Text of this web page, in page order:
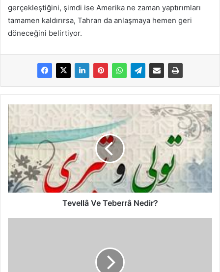
gerçekleştiğini, şimdi ise Amerika ne zaman yaptırımları
tamamen kaldırırsa, Tahran da anlaşmaya hemen geri
döneceğini belirtiyor.
Tevellâ Ve Teberrâ Nedir?